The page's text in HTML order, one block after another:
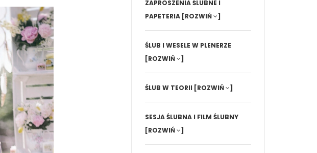
ZAPROSZENIA ŚLUBNE I
PAPETERIA [ROZWIŃ ]
ŚLUB I WESELE W PLENERZE
[ROZWIŃ
]
ŚLUB W TEORII [ROZWIŃ ]
SESJA ŚLUBNA I FILM ŚLUBNY
[ROZWIŃ
]